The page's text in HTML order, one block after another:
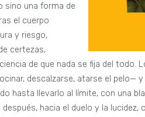
sino una forma de
el cuerpo
y riesgo,
certezas,
de que nada se fija del todo.
descalzarse, atarse el pelo—
hasta llevarlo al límite, con una
después, hacia el duelo y la